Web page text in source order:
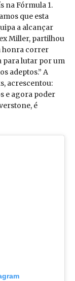
na Fórmula 1.
que esta
a alcançar
Miller, partilhou
honra correr
para lutar por um
adeptos.” A
acrescentou:
e agora poder
é